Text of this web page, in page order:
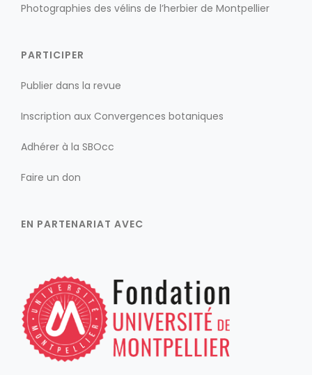
Photographies des vélins de l’herbier de Montpellier
PARTICIPER
Publier dans la revue
Inscription aux Convergences botaniques
Adhérer à la SBOcc
Faire un don
EN PARTENARIAT AVEC